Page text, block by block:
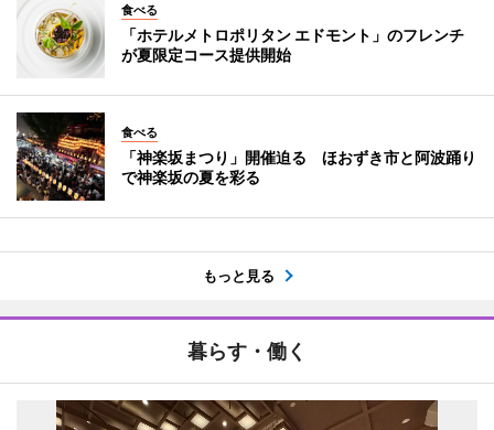
食べる
「ホテルメトロポリタン エドモント」のフレンチ
が夏限定コース提供開始
食べる
「神楽坂まつり」開催迫る ほおずき市と阿波踊り
で神楽坂の夏を彩る
もっと見る
暮らす・働く